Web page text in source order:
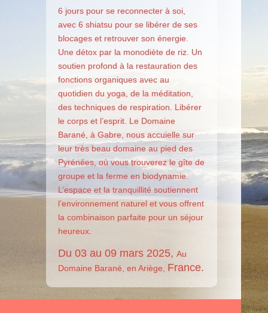
6 jours pour se reconnecter à soi,
avec 6 shiatsu pour se libérer de ses
blocages et retrouver son énergie.
Une détox par la monodiète de riz. Un
soutien profond à la restauration des
fonctions organiques avec au
quotidien du yoga, de la méditation,
des techniques de respiration. Libérer
le corps et l’esprit. Le Domaine
Barané, à Gabre, nous accuielle sur
leur très beau domaine au pied des
Pyrénées, où vous trouverez le gîte de
groupe et la ferme en biodynamie.
L’espace et la tranquillité soutiennent
l’environnement naturel et vous offrent
la combinaison parfaite pour un séjour
heureux.
Du 03 au 09 mars 2025, Au
Domaine Barané, en Ariège, France.